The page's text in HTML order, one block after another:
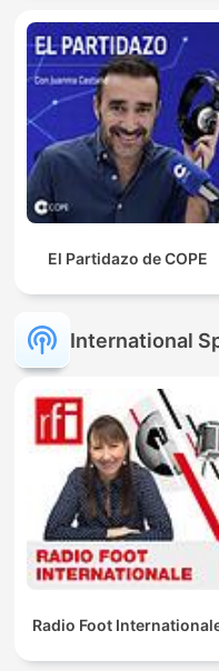
El Partidazo de COPE
International
Radio Foot